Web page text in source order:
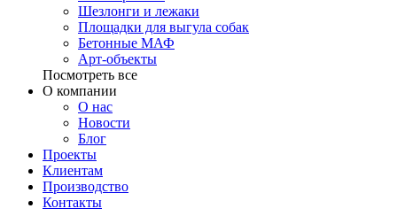
Шезлонги и лежаки
Площадки для выгула собак
Бетонные МАФ
Арт-объекты
Посмотреть все
О компании
О нас
Новости
Блог
Проекты
Клиентам
Производство
Контакты